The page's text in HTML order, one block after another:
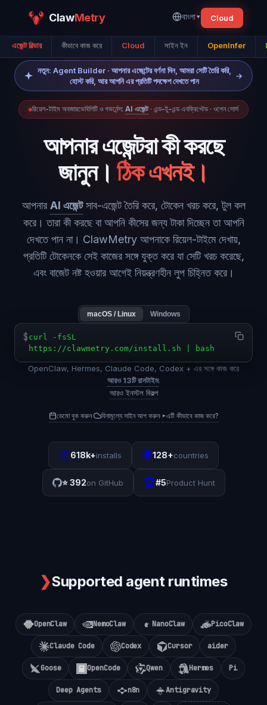
ClawMetry বাংলা▾ Cloud
এজেন্ট বিল্ডার কীভাবে কাজ করে Cloud সাইন ইন OpenInfer
নতুন: Agent Builder · আপনার এজেন্টের বর্ণনা দিন, আমরা সেটি তৈরি করি,
হোস্ট করি, আর আপনি এর প্রতিটি পদক্ষেপ দেখতে পান
→
রিয়েল-টাইম অবজারভেবিলিটি ও গভর্নেন্স: AI এজেন্ট · এন্ড-টু-এন্ড এনক্রিপ্টেড · ওপেন সোর্স
আপনার এজেন্টরা কী করছে
জানুন। ঠিক এখনই।
আপনার AI এজেন্ট সাব-এজেন্ট তৈরি করে, টোকেন খরচ করে, টুল কল
করে। তারা কী করছে বা আপনি কীসের জন্য টাকা দিচ্ছেন তা আপনি
দেখতে পান না। ClawMetry আপনাকে রিয়েল-টাইমে দেখায়,
প্রতিটি টোকেনকে সেই কাজের সঙ্গে যুক্ত করে যা সেটি খরচ করেছে,
এবং বাজেট নষ্ট হওয়ার আগেই নিয়ন্ত্রণহীন লুপ চিহ্নিত করে।
macOS / Linux Windows
$ curl -fsSL
https://clawmetry.com/install.sh | bash
OpenClaw, Hermes, Claude Code, Codex + এর সঙ্গে কাজ করে
আরও 13টি রানটাইম.
আরও ইনস্টল বিকল্প
ডেমো বুক করুন· বিনামূল্যে সাইন আপ করুন· ▸এটি কীভাবে কাজ করে?
📦618k+installs 🌍128+countries
⭐392on GitHub 🏆#5Product Hunt
❯Supported agent runtimes
OpenClaw NemoClaw NanoClaw PicoClaw
Claude Code Codex Cursor aider
Goose OpenCode Qwen Hermes Pi
Deep Agents n8n Antigravity